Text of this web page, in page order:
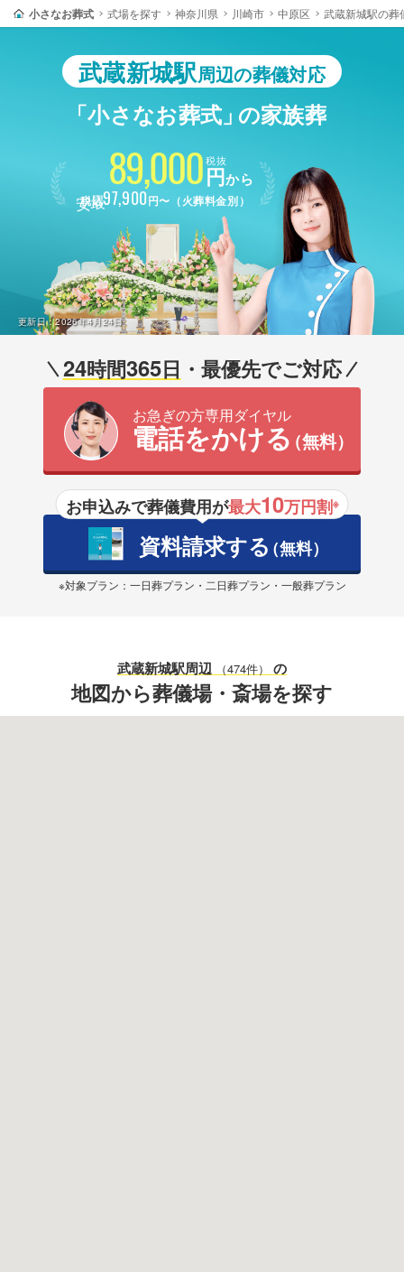
小さなお葬式 式場を探す 神奈川県 川崎市 中原区 武蔵新城駅の葬
武蔵新城駅周辺の葬儀対応
「小さなお葬式」の家族葬
更新日：2026年4月24日
89,000 税抜
円から
税込97,900円〜（火葬料金別）
24時間365日 ・最優先でご対応
お急ぎの方専用ダイヤル
電話をかける（無料）
お申込みで葬儀費用が最大10万円割※
資料請求する（無料）
※対象プラン：一日葬プラン・二日葬プラン・一般葬プラン
武蔵新城駅周辺 （474件） の
地図から葬儀場・斎場を探す